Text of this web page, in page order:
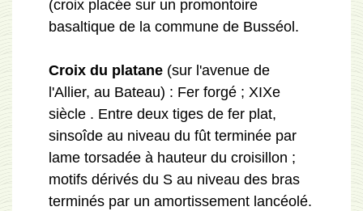
(croix placée sur un promontoire
basaltique de la commune de Busséol.
Croix du platane (sur l'avenue de
l'Allier, au Bateau) : Fer forgé ; XIXe
siècle . Entre deux tiges de fer plat,
sinsoîde au niveau du fût terminée par
lame torsadée à hauteur du croisillon ;
motifs dérivés du S au niveau des bras
terminés par un amortissement lancéolé.